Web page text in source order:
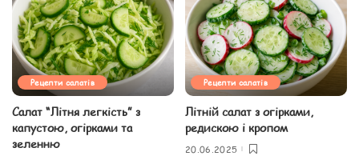
Рецепти салатів
Салат “Літня легкість” з
капустою, огірками та
зеленню
Рецепти салатів
Літній салат з огірками,
редискою і кропом
20.06.2025